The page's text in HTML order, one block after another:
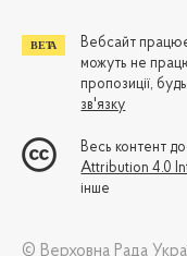
Вебсайт
можуть не
пропозиції,
зв'язку
Весь контент
Attribution 4.0
інше
© Верховна Рада